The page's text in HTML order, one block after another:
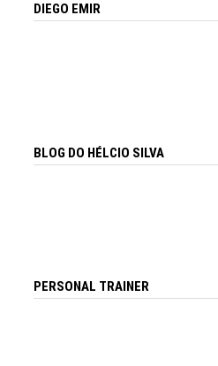
DIEGO EMIR
BLOG DO HÉLCIO SILVA
PERSONAL TRAINER